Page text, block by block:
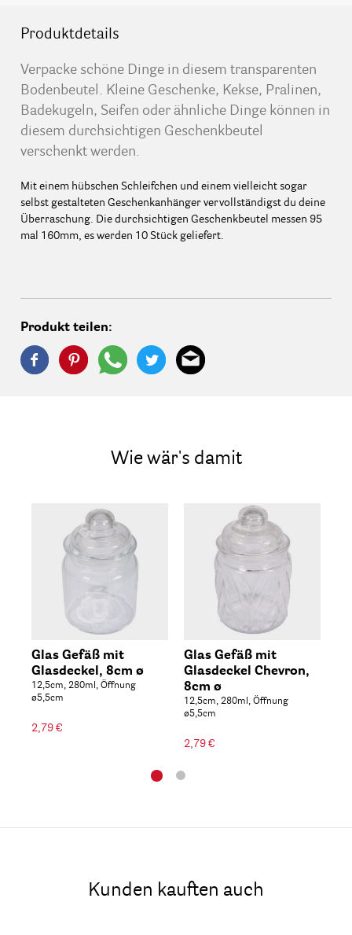
Produktdetails
Verpacke schöne Dinge in diesem transparenten
Bodenbeutel. Kleine Geschenke, Kekse, Pralinen,
Badekugeln, Seifen oder ähnliche Dinge können in
diesem durchsichtigen Geschenkbeutel
verschenkt werden.
Mit einem hübschen Schleifchen und einem vielleicht sogar
selbst gestalteten Geschenkanhänger vervollständigst du deine
Überraschung. Die durchsichtigen Geschenkbeutel messen 95
mal 160mm, es werden 10 Stück geliefert.
Produkt teilen:
Wie wär's damit
Glas Gefäß mit
Glasdeckel, 8cm ø
12,5cm, 280ml, Öffnung
ø5,5cm
2,79 €
Glas Gefäß mit
Glasdeckel Chevron,
8cm ø
12,5cm, 280ml, Öffnung
ø5,5cm
2,79 €
Kunden kauften auch